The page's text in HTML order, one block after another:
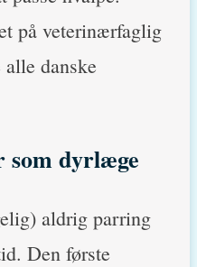
på veterinærfaglig
danske
som dyrlæge
aldrig parring
Den første